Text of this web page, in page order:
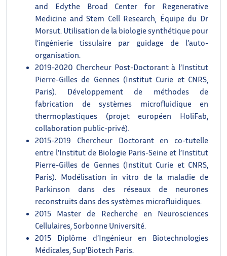
and Edythe Broad Center for Regenerative
Medicine and Stem Cell Research, Équipe du Dr
Morsut. Utilisation de la biologie synthétique pour
l’ingénierie tissulaire par guidage de l’auto-
organisation.
2019-2020 Chercheur Post-Doctorant à l’Institut
Pierre-Gilles de Gennes (Institut Curie et CNRS,
Paris). Développement de méthodes de
fabrication de systèmes microfluidique en
thermoplastiques (projet européen HoliFab,
collaboration public-privé).
2015-2019 Chercheur Doctorant en co-tutelle
entre l’Institut de Biologie Paris-Seine et l’Institut
Pierre-Gilles de Gennes (Institut Curie et CNRS,
Paris). Modélisation in vitro de la maladie de
Parkinson dans des réseaux de neurones
reconstruits dans des systèmes microfluidiques.
2015 Master de Recherche en Neurosciences
Cellulaires, Sorbonne Université.
2015 Diplôme d’Ingénieur en Biotechnologies
Médicales, Sup’Biotech Paris.